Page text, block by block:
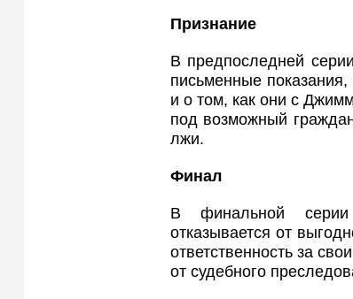
Признание
В предпоследней
письменные
и о том, как они с
под возможный
лжи.
Финал
В финальной серии
отказывается от
ответственность за
от судебного